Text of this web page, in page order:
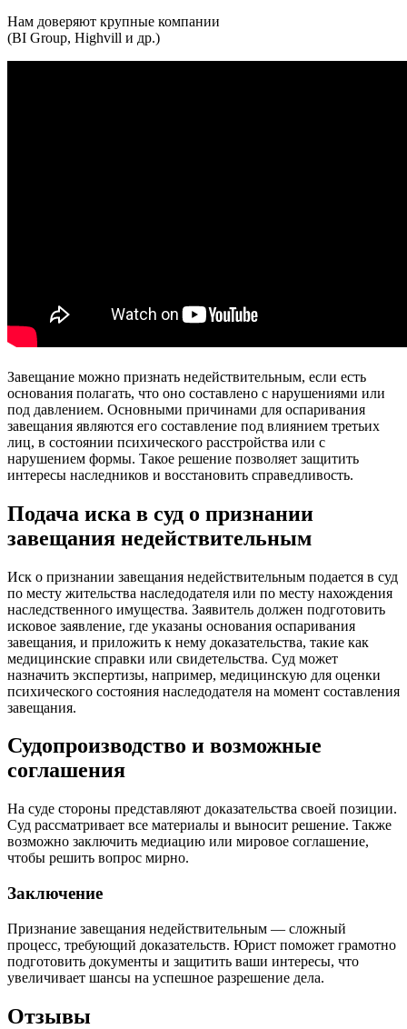
Нам доверяют крупные компании
(BI Group, Highvill и др.)
Завещание можно признать недействительным, если есть
основания полагать, что оно составлено с нарушениями или
под давлением. Основными причинами для оспаривания
завещания являются его составление под влиянием третьих
лиц, в состоянии психического расстройства или с
нарушением формы. Такое решение позволяет защитить
интересы наследников и восстановить справедливость.
Подача иска в суд о признании
завещания недействительным
Иск о признании завещания недействительным подается в суд
по месту жительства наследодателя или по месту нахождения
наследственного имущества. Заявитель должен подготовить
исковое заявление, где указаны основания оспаривания
завещания, и приложить к нему доказательства, такие как
медицинские справки или свидетельства. Суд может
назначить экспертизы, например, медицинскую для оценки
психического состояния наследодателя на момент составления
завещания.
Судопроизводство и возможные
соглашения
На суде стороны представляют доказательства своей позиции.
Суд рассматривает все материалы и выносит решение. Также
возможно заключить медиацию или мировое соглашение,
чтобы решить вопрос мирно.
Заключение
Признание завещания недействительным — сложный
процесс, требующий доказательств. Юрист поможет грамотно
подготовить документы и защитить ваши интересы, что
увеличивает шансы на успешное разрешение дела.
Отзывы